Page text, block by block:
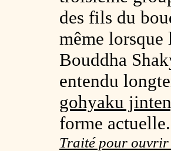
des fils du
même
Bouddha
entendu
gohyaku
forme actuelle.
Traité pour ouvrir